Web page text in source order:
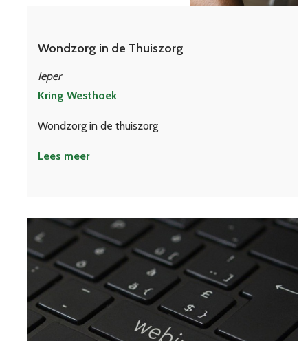
Wondzorg in de Thuiszorg
Ieper
Kring Westhoek
Wondzorg in de thuiszorg
Lees meer